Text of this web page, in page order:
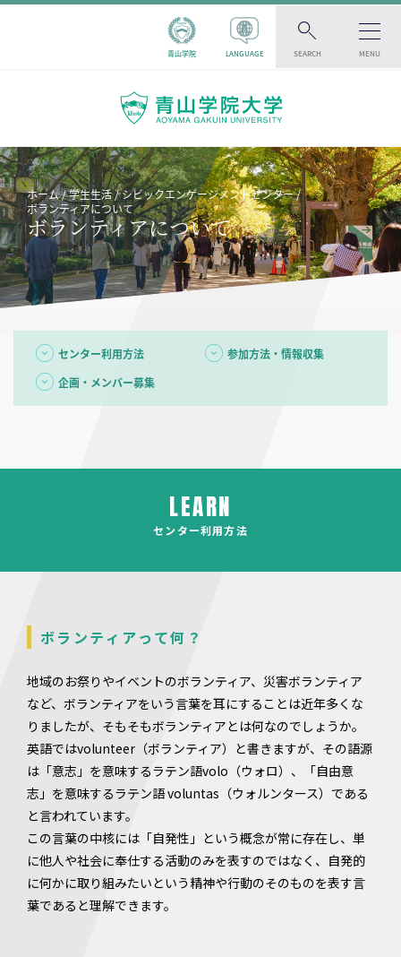
青山学院 LANGUAGE SEARCH MENU
ホーム 学生生活
シビックエンゲージメントセンター
ボランティアについて
ボランティアについて
センター利用方法
参加方法・情報収集
企画・メンバー募集
LEARN
センター利用方法
ボランティアって何？
地域のお祭りやイベントのボランティア、災害ボランティア
など、ボランティアをいう言葉を耳にすることは近年多くな
りましたが、そもそもボランティアとは何なのでしょうか。
英語ではvolunteer（ボランティア）と書きますが、その語源
は「意志」を意味するラテン語volo（ウォロ）、「自由意
志」を意味するラテン語 voluntas（ウォルンタース）である
と言われています。
この言葉の中核には「自発性」という概念が常に存在し、単
に他人や社会に奉仕する活動のみを表すのではなく、自発的
に何かに取り組みたいという精神や行動のそのものを表す言
葉であると理解できます。